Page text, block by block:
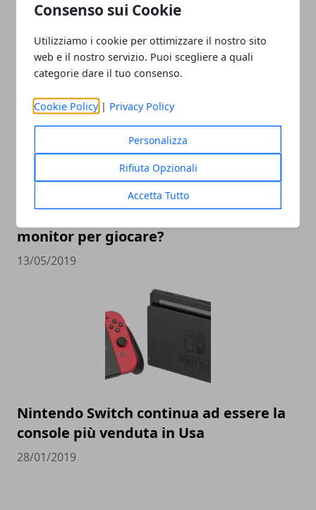
Consenso sui Cookie
Utilizziamo i cookie per ottimizzare il nostro sito
web e il nostro servizio. Puoi scegliere a quali
categorie dare il tuo consenso.
Cookie Policy | Privacy Policy
Personalizza
Rifiuta Opzionali
Accetta Tutto
Nintendo Switch: la nuova macchina da
retrogames?
18/09/2019
Che caratteristiche deve avere un
monitor per giocare?
13/05/2019
Nintendo Switch continua ad essere la
console più venduta in Usa
28/01/2019